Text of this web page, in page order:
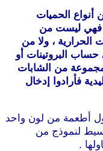
الحميات
. فهي ليست من
الحرارية ، ولا من
البروتينات أو
من الشابات
فأرادوا إدخال
أطعمة من لون واحد
لنموذج من
.